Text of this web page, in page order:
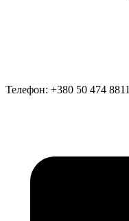
Телефон: +380 50 474 8811